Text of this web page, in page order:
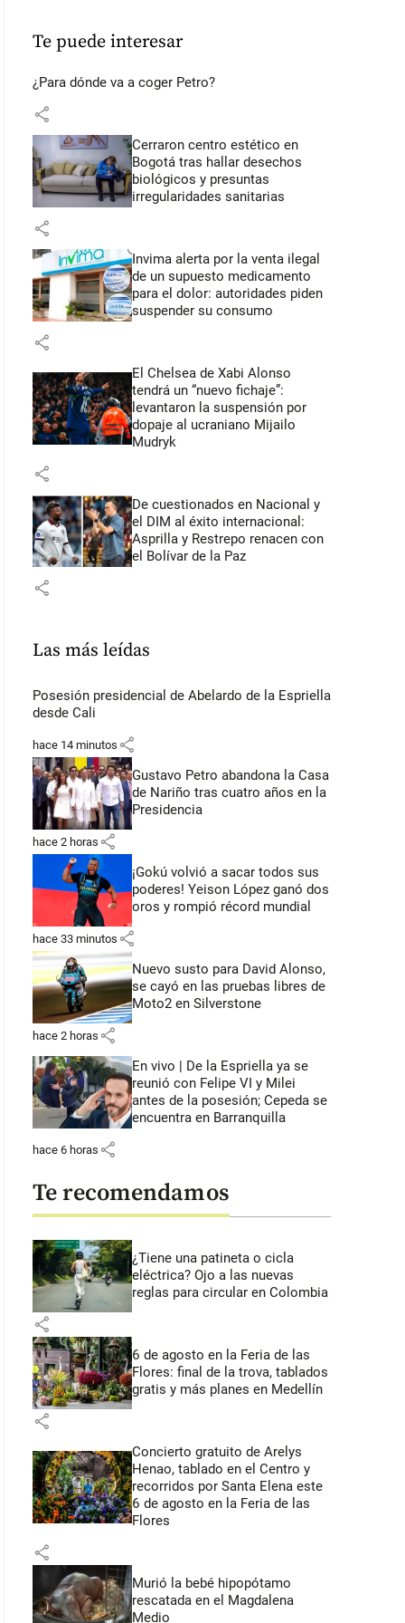
Te puede interesar
¿Para dónde va a coger Petro?
share
Cerraron centro estético en
Bogotá tras hallar desechos
biológicos y presuntas
irregularidades sanitarias
share
Invima alerta por la venta ilegal
de un supuesto medicamento
para el dolor: autoridades piden
suspender su consumo
share
El Chelsea de Xabi Alonso
tendrá un “nuevo fichaje”:
levantaron la suspensión por
dopaje al ucraniano Mijailo
Mudryk
share
De cuestionados en Nacional y
el DIM al éxito internacional:
Asprilla y Restrepo renacen con
el Bolívar de la Paz
share
Las más leídas
Posesión presidencial de Abelardo de la Espriella
desde Cali
hace 14 minutos share
Gustavo Petro abandona la Casa
de Nariño tras cuatro años en la
Presidencia
hace 2 horas share
¡Gokú volvió a sacar todos sus
poderes! Yeison López ganó dos
oros y rompió récord mundial
hace 33 minutos share
Nuevo susto para David Alonso,
se cayó en las pruebas libres de
Moto2 en Silverstone
hace 2 horas share
En vivo | De la Espriella ya se
reunió con Felipe VI y Milei
antes de la posesión; Cepeda se
encuentra en Barranquilla
hace 6 horas share
Te recomendamos
¿Tiene una patineta o cicla
eléctrica? Ojo a las nuevas
reglas para circular en Colombia
share
6 de agosto en la Feria de las
Flores: final de la trova, tablados
gratis y más planes en Medellín
share
Concierto gratuito de Arelys
Henao, tablado en el Centro y
recorridos por Santa Elena este
6 de agosto en la Feria de las
Flores
share
Murió la bebé hipopótamo
rescatada en el Magdalena
Medio